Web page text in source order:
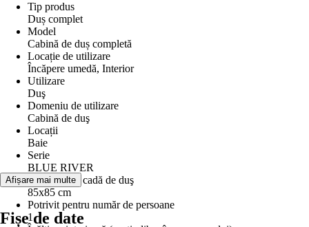
Tip produs
Duș complet
Model
Cabină de duș completă
Locație de utilizare
Încăpere umedă, Interior
Utilizare
Duş
Domeniu de utilizare
Cabină de duş
Locații
Baie
Serie
BLUE RIVER
Dimensiune cadă de duş
85x85 cm
Potrivit pentru număr de persoane
1
Afișare mai multe
Fișe de date